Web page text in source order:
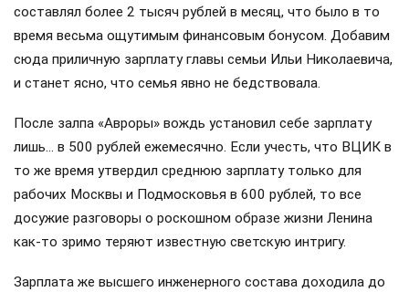
составлял более 2 тысяч рублей в месяц, что было в то
время весьма ощутимым финансовым бонусом. Добавим
сюда приличную зарплату главы семьи Ильи Николаевича,
и станет ясно, что семья явно не бедствовала.
После залпа «Авроры» вождь установил себе зарплату
лишь… в 500 рублей ежемесячно. Если учесть, что ВЦИК в
то же время утвердил среднюю зарплату только для
рабочих Москвы и Подмосковья в 600 рублей, то все
досужие разговоры о роскошном образе жизни Ленина
как-то зримо теряют известную светскую интригу.
Зарплата же высшего инженерного состава доходила до